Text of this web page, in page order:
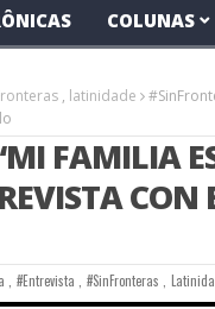
COLUNAS
, latinidade
FAMILIA
CON
,#Entrevista #SinFronteras